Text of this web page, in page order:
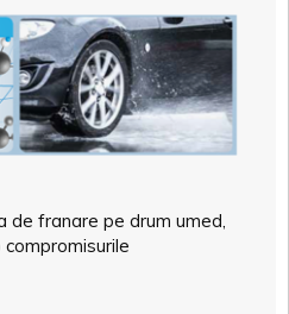
franare pe drum umed,